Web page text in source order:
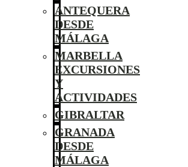
ANTEQUERA
DESDE
MÁLAGA
MARBELLA
EXCURSIONES
Y
ACTIVIDADES
GIBRALTAR
GRANADA
DESDE
MÁLAGA